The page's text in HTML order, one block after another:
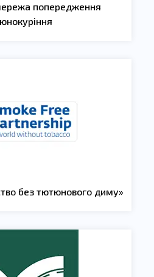
попередження
без тютюнового диму»